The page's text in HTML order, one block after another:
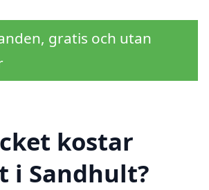
gratis och utan
kostar
i Sandhult?